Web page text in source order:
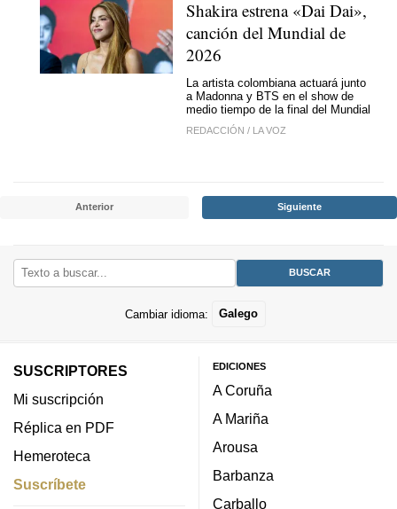
Shakira estrena «Dai Dai»,
canción del Mundial de
2026
La artista colombiana actuará junto
a Madonna y BTS en el show de
medio tiempo de la final del Mundial
REDACCIÓN / LA VOZ
Anterior Siguiente
Cambiar idioma: Galego
SUSCRIPTORES
Mi suscripción
Réplica en PDF
Hemeroteca
Suscríbete
EDICIONES
A Coruña
A Mariña
Arousa
Barbanza
Carballo